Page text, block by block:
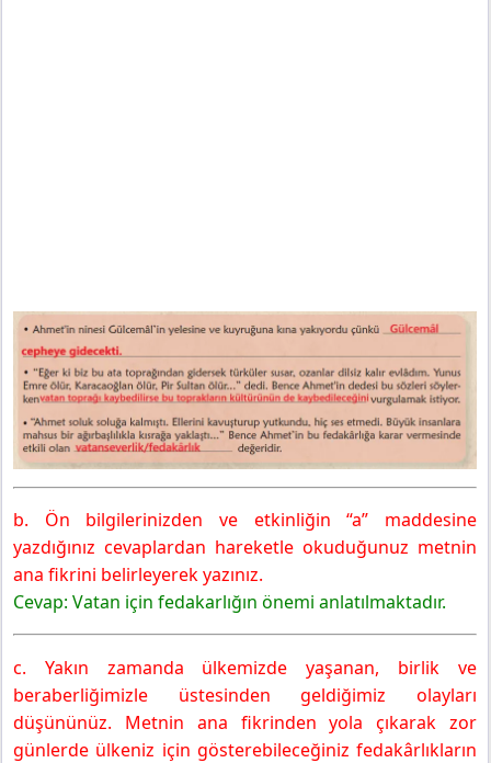
b. Ön bilgilerinizden ve etkinliğin “a” maddesine
yazdığınız cevaplardan hareketle okuduğunuz metnin
ana fikrini belirleyerek yazınız.
Cevap: Vatan için fedakarlığın önemi anlatılmaktadır.
c. Yakın zamanda ülkemizde yaşanan, birlik ve
beraberliğimizle üstesinden geldiğimiz olayları
düşününüz. Metnin ana fikrinden yola çıkarak zor
günlerde ülkeniz için gösterebileceğiniz fedakârlıkların